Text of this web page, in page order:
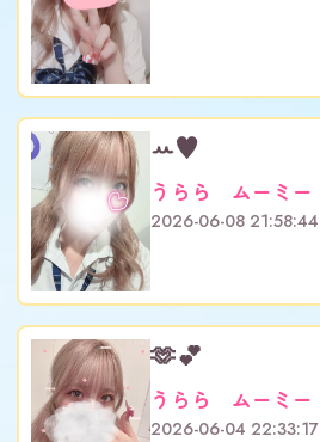
ꕀ♥
うらら ムーミー
2026-06-08 21:58:44
🫶💕︎︎
うらら ムーミー
2026-06-04 22:33:17